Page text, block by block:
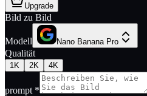
Upgrade
Bild zu Bild
Modell Nano Banana Pro
Qualität
1K 2K 4K
prompt *